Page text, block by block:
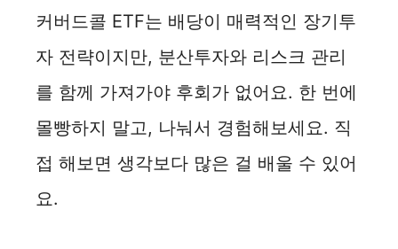
커버드콜 ETF는 배당이 매력적인 장기투
자 전략이지만, 분산투자와 리스크 관리
를 함께 가져가야 후회가 없어요. 한 번에
몰빵하지 말고, 나눠서 경험해보세요. 직
접 해보면 생각보다 많은 걸 배울 수 있어
요.